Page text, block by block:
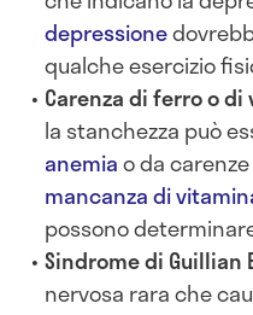
depressione
qualche esercizio
Carenza di ferro o
la stanchezza può
anemiao da
mancanza di
possono
Sindrome di Guillian
nervosa rara che